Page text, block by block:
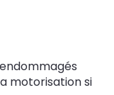
motorisation si